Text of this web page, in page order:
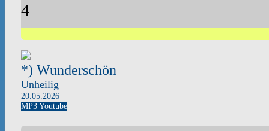
4
*) Wunderschön
Unheilig
20.05.2026
MP3Youtube